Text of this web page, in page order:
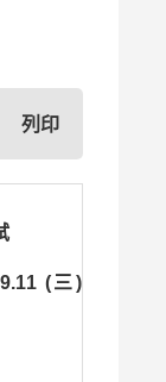
列印
(三)